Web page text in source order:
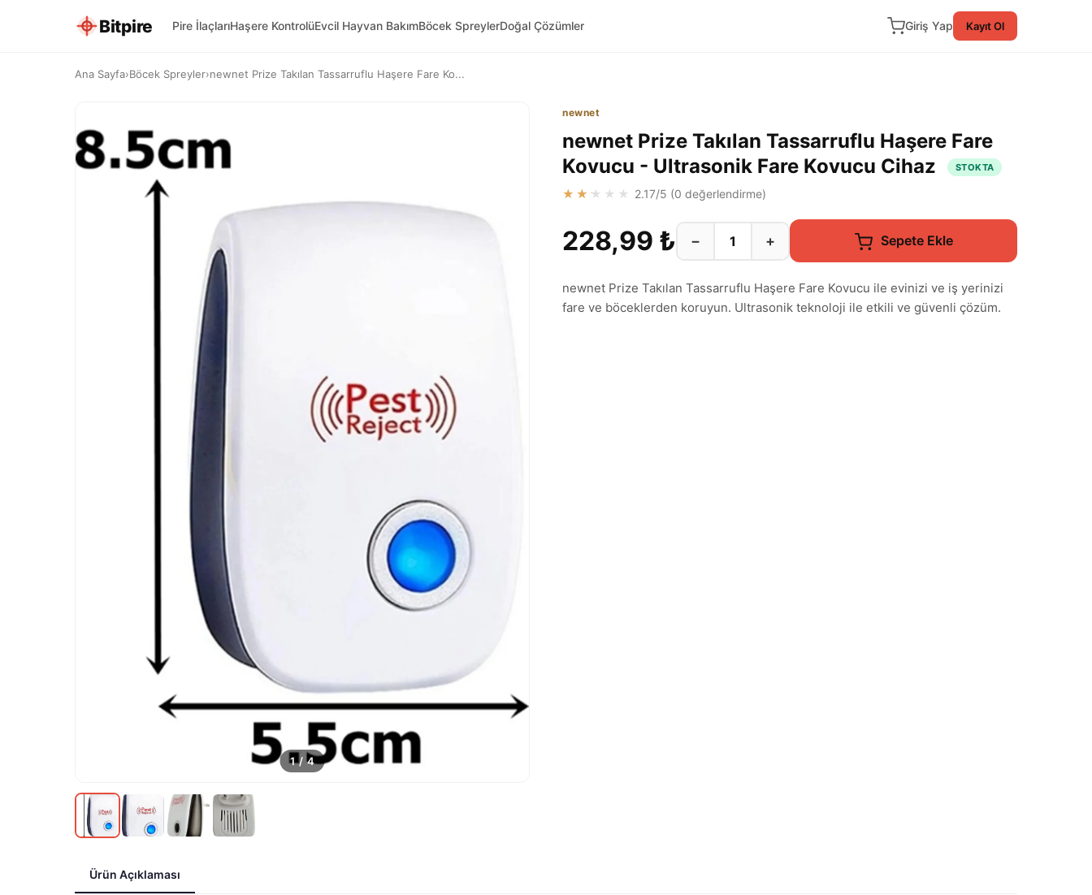
Bitpire Pire İlaçlarıHaşere KontrolüEvcil Hayvan BakımBöcek SpreylerDoğal Çözümler Giriş Yap Kayıt Ol
Ana Sayfa›Böcek Spreyler›newnet Prize Takılan Tassarruflu Haşere Fare Ko...
1/4
newnet
newnet Prize Takılan Tassarruflu Haşere Fare
Kovucu - Ultrasonik Fare Kovucu Cihaz
STOKTA
★★★★★ 2.17/5 (0 değerlendirme)
228,99 ₺ − + Sepete Ekle
newnet Prize Takılan Tassarruflu Haşere Fare Kovucu ile evinizi ve iş yerinizi
fare ve böceklerden koruyun. Ultrasonik teknoloji ile etkili ve güvenli çözüm.
Ürün Açıklaması